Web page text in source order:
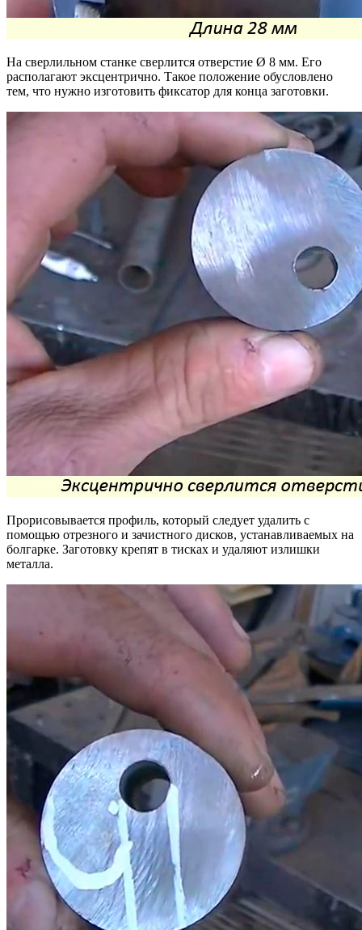
На сверлильном станке сверлится отверстие Ø 8 мм. Его
располагают эксцентрично. Такое положение обусловлено
тем, что нужно изготовить фиксатор для конца заготовки.
Прорисовывается профиль, который следует удалить с
помощью отрезного и зачистного дисков, устанавливаемых на
болгарке. Заготовку крепят в тисках и удаляют излишки
металла.